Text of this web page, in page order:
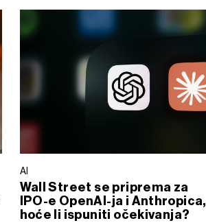
AI
Wall Street se priprema za
IPO-e OpenAI-ja i Anthropica,
hoće li ispuniti očekivanja?